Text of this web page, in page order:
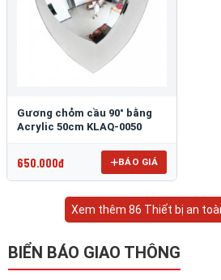
Gương chỏm cầu 90° bằng
Acrylic 50cm KLAQ-0050
650.000đ BÁO GIÁ
Xem thêm 86 Thiết bị an
BIỂN BÁO GIAO THÔNG